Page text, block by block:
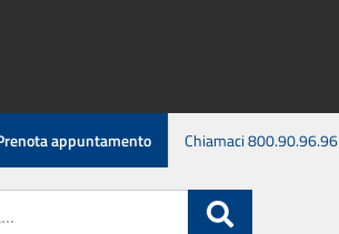
appuntamento Chiamaci 800.90.96.96